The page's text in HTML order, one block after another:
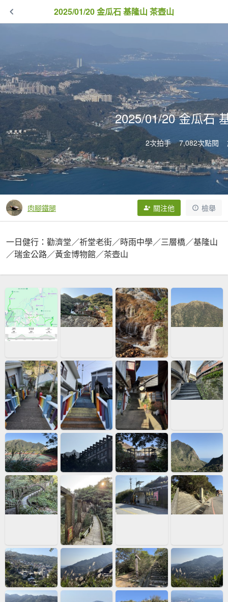
2025/01/20 金瓜石 基隆山 茶壺山
2025/01/20 金瓜石
2次拍手 7,082次點閱
肉腳鐵腿 關注他 檢舉
一日健行：勸濟堂／祈堂老街／時雨中學／三層橋／基隆山
／瑞金公路／黃金博物館／茶壺山